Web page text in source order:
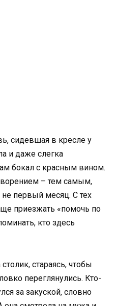
сидевшая в кресле у
и даже слегка
бокал с красным вином.
– тем самым,
первый месяц. С тех
приезжать «помочь по
кто здесь
стараясь, чтобы
переглянулись. Кто-
за закуской, словно